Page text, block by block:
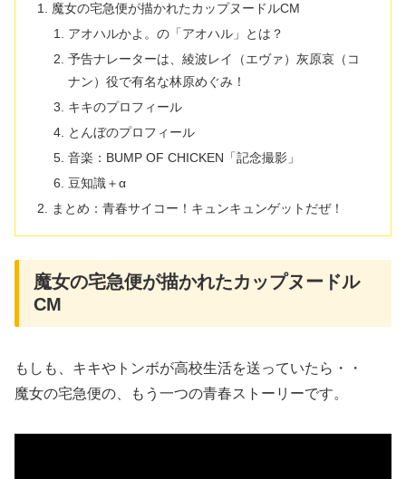
魔女の宅急便が描かれたカップヌードルCM
アオハルかよ。の「アオハル」とは？
予告ナレーターは、綾波レイ（エヴァ）灰原哀（コ
ナン）役で有名な林原めぐみ！
キキのプロフィール
とんぼのプロフィール
音楽：BUMP OF CHICKEN「記念撮影」
豆知識＋α
まとめ：青春サイコー！キュンキュンゲットだぜ！
魔女の宅急便が描かれたカップヌードル
CM
もしも、キキやトンボが高校生活を送っていたら・・
魔女の宅急便の、もう一つの青春ストーリーです。